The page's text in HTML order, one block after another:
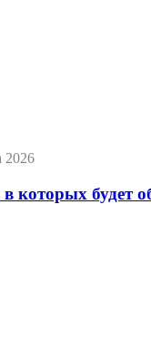
2026
которых будет